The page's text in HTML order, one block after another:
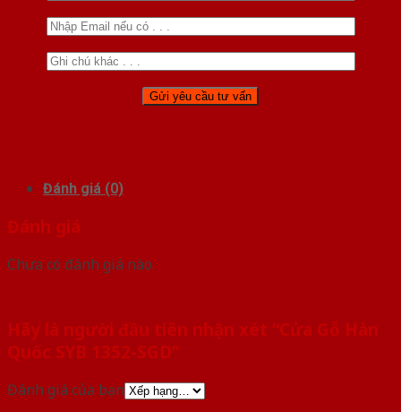
Đánh giá (0)
Đánh giá
Chưa có đánh giá nào.
Hãy là người đầu tiên nhận xét “Cửa Gỗ Hàn
Quốc SYB 1352-SGD”
Đánh giá của bạn